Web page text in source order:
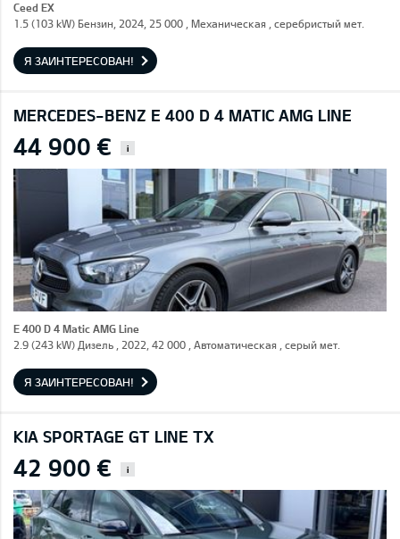
Ceed EX
1.5 (103 kW) Бензин, 2024, 25 000 , Механическая , серебристый мет.
Я ЗАИНТЕРЕСОВАН!
MERCEDES-BENZ E 400 D 4 MATIC AMG LINE
44 900 € i
E 400 D 4 Matic AMG Line
2.9 (243 kW) Дизель , 2022, 42 000 , Автоматическая , серый мет.
Я ЗАИНТЕРЕСОВАН!
KIA SPORTAGE GT LINE TX
42 900 € i